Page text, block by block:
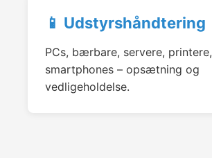
📱 Udstyrshåndtering
PCs, bærbare, servere, printere,
smartphones – opsætning og
vedligeholdelse.